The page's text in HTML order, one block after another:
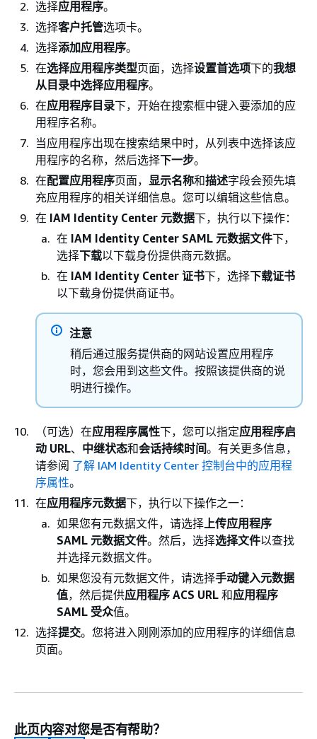
选择应用程序。
选择客户托管选项卡。
选择添加应用程序。
在选择应用程序类型页面，选择设置首选项下的我想
从目录中选择应用程序。
在应用程序目录下，开始在搜索框中键入要添加的应
用程序名称。
当应用程序出现在搜索结果中时，从列表中选择该应
用程序的名称，然后选择下一步。
在配置应用程序页面， 显示名称和描述字段会预先填
充应用程序的相关详细信息。您可以编辑这些信息。
在 IAM Identity Center 元数据下，执行以下操作：
在 IAM Identity Center SAML 元数据文件下，
选择下载以下载身份提供商元数据。
在 IAM Identity Center 证书下，选择下载证书
以下载身份提供商证书。
注意
稍后通过服务提供商的网站设置应用程序
时，您会用到这些文件。按照该提供商的说
明进行操作。
（可选）在应用程序属性下，您可以指定应用程序启
动 URL、 中继状态和会话持续时间。有关更多信息，
请参阅 了解 IAM Identity Center 控制台中的应用程
序属性。
在应用程序元数据下，执行以下操作之一：
如果您有元数据文件，请选择上传应用程序
SAML 元数据文件。然后，选择选择文件以查找
并选择元数据文件。
如果您没有元数据文件，请选择手动键入元数据
值，然后提供应用程序 ACS URL 和应用程序
SAML 受众值。
选择提交。您将进入刚刚添加的应用程序的详细信息
页面。
此页内容对您是否有帮助？